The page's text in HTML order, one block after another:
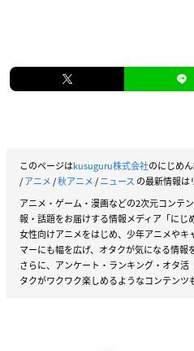
このページはkusuguru株式会社のにじめ
/アニメ/秋アニメ/ニュース の最新情報は
アニメ・ゲーム・漫画などの2次元コンテ
報・話題をお届けする情報メディア「にじ
女性向けアニメをはじめ、少年アニメや
マーにも幅を広げ、オタクが気になる情報
さらに、アンケート・ランキング・オタ
タクがワクワク楽しめるようなコンテンツ